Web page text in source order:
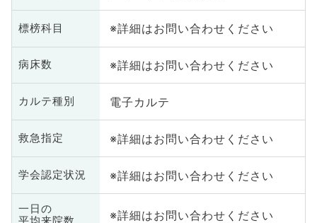
標榜科目 ※詳細はお問い合わせください
病床数 ※詳細はお問い合わせください
カルテ種別 電子カルテ
救急指定 ※詳細はお問い合わせください
学会認定状況 ※詳細はお問い合わせください
一日の
※詳細はお問い合わせください